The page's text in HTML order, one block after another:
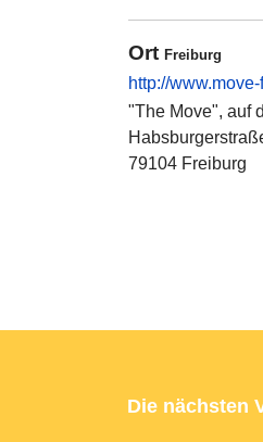
Ort Freiburg
http://
"The Move", auf
79104 Freiburg
Die nächsten